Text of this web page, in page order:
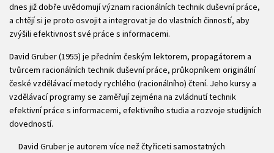
dnes již dobře uvědomují význam racionálních technik duševní práce,
a chtějí si je proto osvojit a integrovat je do vlastních činností, aby
zvýšili efektivnost své práce s informacemi.
David Gruber (1955) je předním českým lektorem, propagátorem a
tvůrcem racionálních technik duševní práce, průkopníkem originální
české vzdělávací metody rychlého (racionálního) čtení. Jeho kursy a
vzdělávací programy se zaměřují zejména na zvládnutí technik
efektivní práce s informacemi, efektivního studia a rozvoje studijních
dovedností.
David Gruber je autorem více než čtyřiceti samostatných